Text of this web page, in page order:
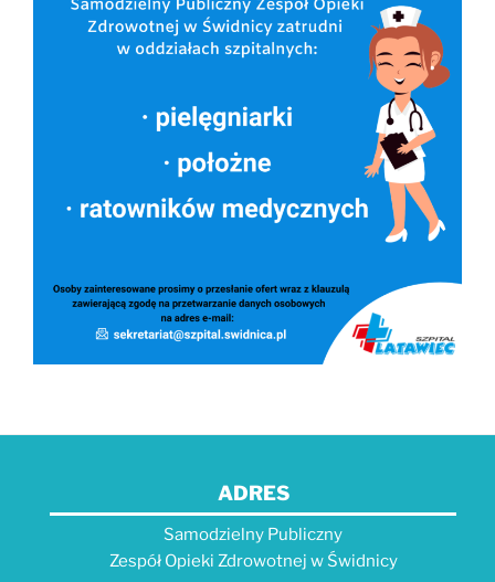
ADRES
Samodzielny Publiczny
Zespół Opieki Zdrowotnej w Świdnicy